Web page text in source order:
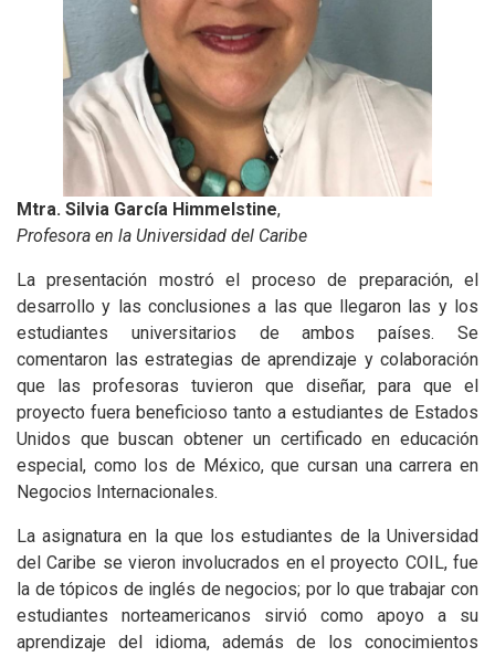
Mtra. Silvia García Himmelstine,
Profesora en la Universidad del Caribe
La presentación mostró el proceso de preparación, el
desarrollo y las conclusiones a las que llegaron las y los
estudiantes universitarios de ambos países. Se
comentaron las estrategias de aprendizaje y colaboración
que las profesoras tuvieron que diseñar, para que el
proyecto fuera beneficioso tanto a estudiantes de Estados
Unidos que buscan obtener un certificado en educación
especial, como los de México, que cursan una carrera en
Negocios Internacionales.
La asignatura en la que los estudiantes de la Universidad
del Caribe se vieron involucrados en el proyecto COIL, fue
la de tópicos de inglés de negocios; por lo que trabajar con
estudiantes norteamericanos sirvió como apoyo a su
aprendizaje del idioma, además de los conocimientos